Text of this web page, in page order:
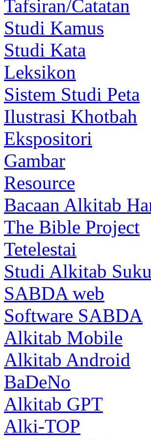
Tafsiran/Catatan
Studi Kamus
Studi Kata
Leksikon
Sistem Studi Peta
Ilustrasi Khotbah
Ekspositori
Gambar
Resource
Bacaan Alkitab
The Bible Project
Tetelestai
Studi Alkitab Suku
SABDA web
Software SABDA
Alkitab Mobile
Alkitab Android
BaDeNo
Alkitab GPT
Alki-TOP